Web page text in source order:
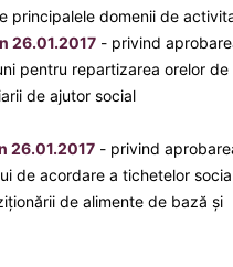
principalele domenii de
26.01.2017 - privind
pentru repartizarea orelor de
de ajutor social
26.01.2017 - privind
de acordare a tichetelor
de alimente de bază şi